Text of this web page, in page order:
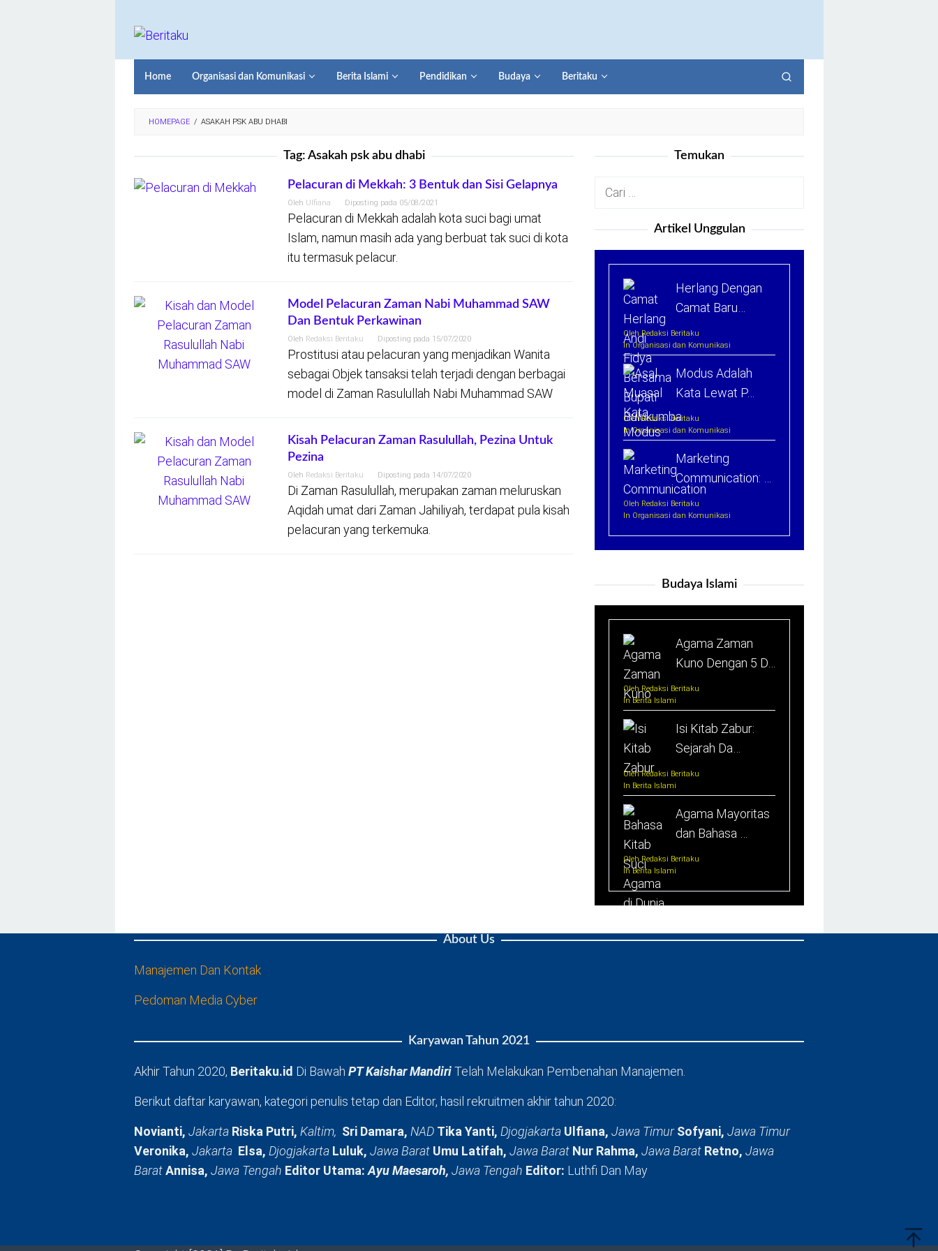
Home Organisasi dan Komunikasi Berita Islami Pendidikan Budaya Beritaku
HOMEPAGE / ASAKAH PSK ABU DHABI
Tag: Asakah psk abu dhabi
Pelacuran di Mekkah: 3 Bentuk dan Sisi Gelapnya
Oleh Ulfiana Diposting pada 05/08/2021
Pelacuran di Mekkah adalah kota suci bagi umat
Islam, namun masih ada yang berbuat tak suci di kota
itu termasuk pelacur.
Model Pelacuran Zaman Nabi Muhammad SAW
Dan Bentuk Perkawinan
Oleh Redaksi Beritaku Diposting pada 15/07/2020
Prostitusi atau pelacuran yang menjadikan Wanita
sebagai Objek tansaksi telah terjadi dengan berbagai
model di Zaman Rasulullah Nabi Muhammad SAW
Kisah Pelacuran Zaman Rasulullah, Pezina Untuk
Pezina
Oleh Redaksi Beritaku Diposting pada 14/07/2020
Di Zaman Rasulullah, merupakan zaman meluruskan
Aqidah umat dari Zaman Jahiliyah, terdapat pula kisah
pelacuran yang terkemuka.
Temukan
Cari
Artikel Unggulan
Herlang Dengan
Camat Baru…
Oleh Redaksi Beritaku
In Organisasi dan Komunikasi
Modus Adalah
Kata Lewat P…
Oleh Redaksi Beritaku
In Organisasi dan Komunikasi
Marketing
Communication: …
Oleh Redaksi Beritaku
In Organisasi dan Komunikasi
Budaya Islami
Agama Zaman
Kuno Dengan 5 D…
Oleh Redaksi Beritaku
In Berita Islami
Isi Kitab Zabur:
Sejarah Da…
Oleh Redaksi Beritaku
In Berita Islami
Agama Mayoritas
dan Bahasa …
Oleh Redaksi Beritaku
In Berita Islami
About Us
Manajemen Dan Kontak
Pedoman Media Cyber
Karyawan Tahun 2021
Akhir Tahun 2020, Beritaku.id Di Bawah PT Kaishar MandiriTelah Melakukan Pembenahan Manajemen.
Berikut daftar karyawan, kategori penulis tetap dan Editor, hasil rekruitmen akhir tahun 2020:
Novianti, Jakarta Riska Putri, Kaltim, Sri Damara, NAD Tika Yanti, Djogjakarta Ulfiana, Jawa TimurSofyani, Jawa Timur
Veronika, Jakarta Elsa, Djogjakarta Luluk, Jawa Barat Umu Latifah, Jawa Barat Nur Rahma, Jawa Barat Retno, Jawa
BaratAnnisa, Jawa Tengah Editor Utama:Ayu Maesaroh, Jawa Tengah Editor: Luthfi Dan May